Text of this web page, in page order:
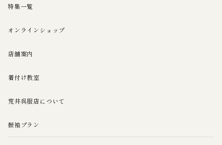
特集一覧
オンラインショップ
店舗案内
着付け教室
荒井呉服店について
振袖プラン